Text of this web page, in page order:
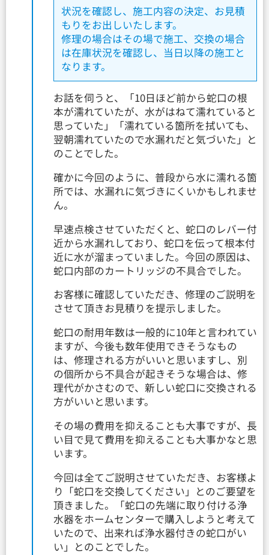
状況を確認し、施工内容の決定、お見積
もりをお出しいたします。
修理の場合はその場で施工、交換の場合
は在庫状況を確認し、当日以降の施工と
なります。
お話を伺うと、「10日ほど前から蛇口の根
本が濡れていたが、水がはねて濡れていると
思っていた」「濡れている箇所を拭いても、
翌朝濡れていたので水漏れだと気づいた」と
のことでした。
確かに今回のように、普段から水に濡れる箇
所では、水漏れに気づきにくいかもしれませ
ん。
早速点検させていただくと、蛇口のレバー付
近から水漏れしており、蛇口を伝って根本付
近に水が溜まっていました。今回の原因は、
蛇口内部のカートリッジの不具合でした。
お客様に確認していただき、修理のご説明を
させて頂きお見積りを提示しました。
蛇口の耐用年数は一般的に10年と言われてい
ますが、今後も数年使用できそうなもの
は、修理される方がいいと思いますし、別
の個所から不具合が起きそうな場合は、修
理代がかさむので、新しい蛇口に交換される
方がいいと思います。
その場の費用を抑えることも大事ですが、長
い目で見て費用を抑えることも大事かなと思
います。
今回は全てご説明させていただき、お客様よ
り「蛇口を交換してください」とのご要望を
頂きました。「蛇口の先端に取り付ける浄
水器をホームセンターで購入しようと考えて
いたので、出来れば浄水器付きの蛇口がい
い」とのことでした。